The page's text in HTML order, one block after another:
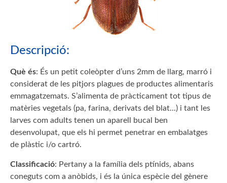
Descripció:
Què és: És un petit coleòpter d’uns 2mm de llarg, marró i
considerat de les pitjors plagues de productes alimentaris
emmagatzemats. S’alimenta de pràcticament tot tipus de
matèries vegetals (pa, farina, derivats del blat...) i tant les
larves com adults tenen un aparell bucal ben
desenvolupat, que els hi permet penetrar en embalatges
de plàstic i/o cartró.
Classificació: Pertany a la família dels ptínids, abans
coneguts com a anòbids, i és la única espècie del gènere